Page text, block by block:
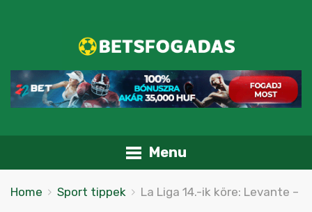
Menu
Home Sport tippek La Liga 14.-ik köre: Levante –